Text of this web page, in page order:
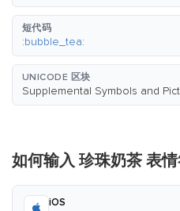
短代码
:bubble_tea:
UNICODE 区块
Supplemental Symbols and
如何输入 珍珠奶茶 表
iOS